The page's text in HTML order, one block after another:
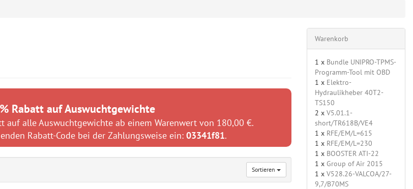
Rabatt auf Auswuchtgewichte
auf alle Auswuchtgewichte ab einem Warenwert von 180,00 €.
Rabatt-Code bei der Zahlungsweise ein: 03341f81.
Sortieren
Warenkorb
1 x Bundle UNIPRO-TPMS-
Programm-Tool mit OBD
1 x Elektro-
Hydraulikheber 40T2-
TS150
2 x V5.01.1-
short/TR618B/VE4
1 x RFE/EM/L=615
1 x RFE/EM/L=230
1 x BOOSTER ATI-22
1 x Group of Air 2015
1 x V528.26-VALCOA/27-
9,7/B70MS